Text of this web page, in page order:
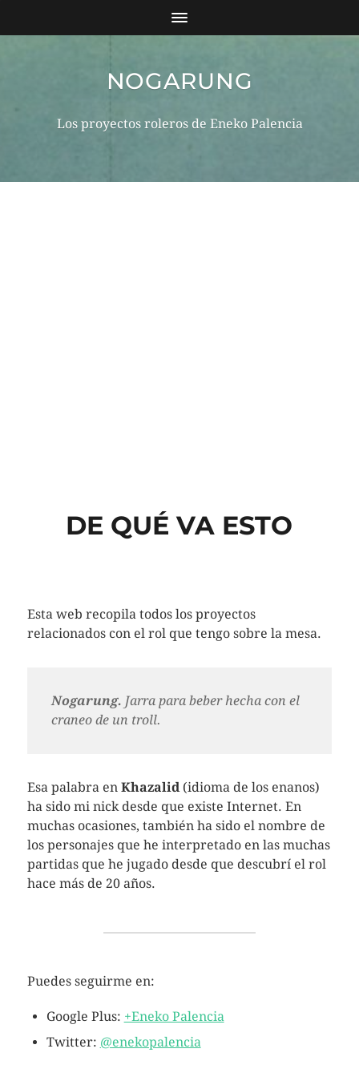
NOGARUNG
Los proyectos roleros de Eneko Palencia
DE QUÉ VA ESTO
Esta web recopila todos los proyectos
relacionados con el rol que tengo sobre la mesa.
Nogarung. Jarra para beber hecha con el
craneo de un troll.
Esa palabra en Khazalid(idioma de los enanos)
ha sido mi nick desde que existe Internet. En
muchas ocasiones, también ha sido el nombre de
los personajes que he interpretado en las muchas
partidas que he jugado desde que descubrí el rol
hace más de 20 años.
Puedes seguirme en:
Google Plus: +Eneko Palencia
Twitter: @enekopalencia